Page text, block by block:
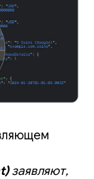
заявляют,